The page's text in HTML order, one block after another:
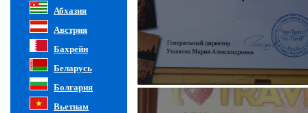
Абхазия
Австрия
Бахрейн
Беларусь
Болгария
Вьетнам